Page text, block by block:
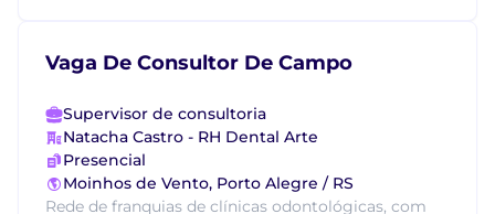
Vaga De Consultor De Campo
Supervisor de consultoria
Natacha Castro - RH Dental Arte
Presencial
Moinhos de Vento, Porto Alegre / RS
Rede de franquias de clínicas odontológicas, com